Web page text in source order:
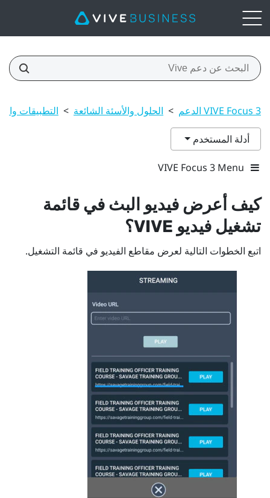
VIVE Focus 3 الدعم > الحلول والأسئة الشائعة > التطبيقات
أدلة المستخدم
VIVE Focus 3 Menu
كيف أعرض فيديو البث في قائمة
تشغيل فيديو VIVE ؟
اتبع الخطوات التالية لعرض مقاطع الفيديو في قائمة التشغيل.